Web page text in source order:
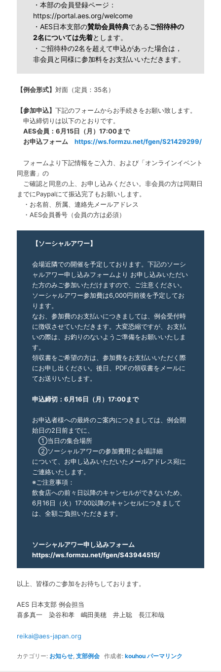
・本部の会員登録ページ：
https://portal.aes.org/welcome
・AES日本支部の賛助会員特典であるご招待枠の
2名については先着とします。
・ご招待枠の2名を超えて申込があった場合は，
非会員と同様に参加料をお支払いいただきます。
【例会形式】対面（定員：35名）
【参加申込】下記のフォームからお手続きをお願い致します。
申込締切りは以下のとおりです。
AES会員：6月15日（月）17:00まで
お申込フォーム
https://ws.formzu.net/fgen/S21429299/
フォームより下記情報をご入力、および「オンラインイベント
同意書」の
ご確認と同意の上、お申し込みください。非会員の方は同期日
までにPaypalにて振込完了もお願いします。
・お名前、所属、連絡先メールアドレス
・AES会員番号（会員の方は必須）
【ソーシャルアワー】
会場近隣での開催を予定しております。下記のソーシ
ャルアワー申し込みフォームより お申し込みいただい
た方のみご参加いただけますので、ご注意ください。
ソーシャルアワー参加費は6,000円前後を予定してお
ります。
なお、参加費のお支払いにつきましては、例会受付時
に徴収させていただきます。大変恐縮ですが、お支払
いの際は、お釣りのないようご準備をお願いいたしま
す。
領収書をご希望の方は、参加費をお支払いいただく際
にお申し出ください。後日、PDFの領収書をメールに
てお送りいたします。
申込締切：6月16日（月）17:00まで
お申込者様への最終のご案内につきましては、例会開
始日の2日前までに、
①当日の集合場所
②ソーシャルアワーの参加費用と会場詳細
について、お申し込みいただいたメールアドレス宛に
ご連絡いたします。
※ご注意事項：
飲食店への前々日以降のキャンセルができないため、
6月16日（火）17:00以降のキャンセルにつきまして
は、全額ご負担いただきます。
ソーシャルアワー申し込みフォーム
https://ws.formzu.net/fgen/S43944515/
以上、皆様のご参加をお待ちしております。
AES 日本支部 例会担当
喜多真一 染谷和孝 嶋田美穂 井上聡 長江和哉
reikai@aes-japan.org
カテゴリー: お知らせ ,支部例会 作成者:kouhou パーマリンク